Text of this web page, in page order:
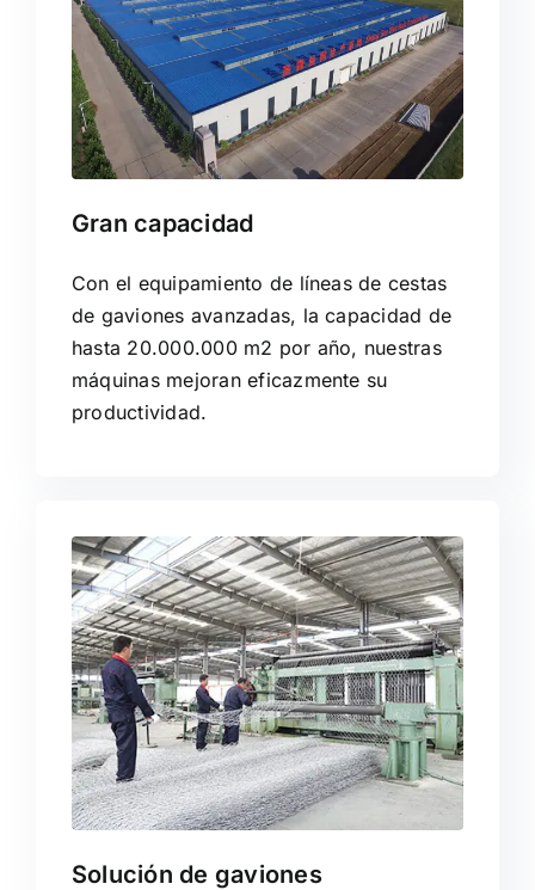
Gran capacidad
Con el equipamiento de líneas de cestas
de gaviones avanzadas, la capacidad de
hasta 20.000.000 m2 por año, nuestras
máquinas mejoran eficazmente su
productividad.
Solución de gaviones